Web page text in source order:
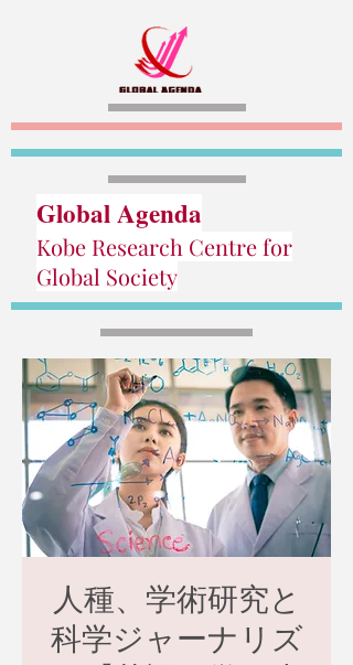
Global Agenda
Kobe Research Centre for
Global Society
人種、学術研究と
科学ジャーナリズ